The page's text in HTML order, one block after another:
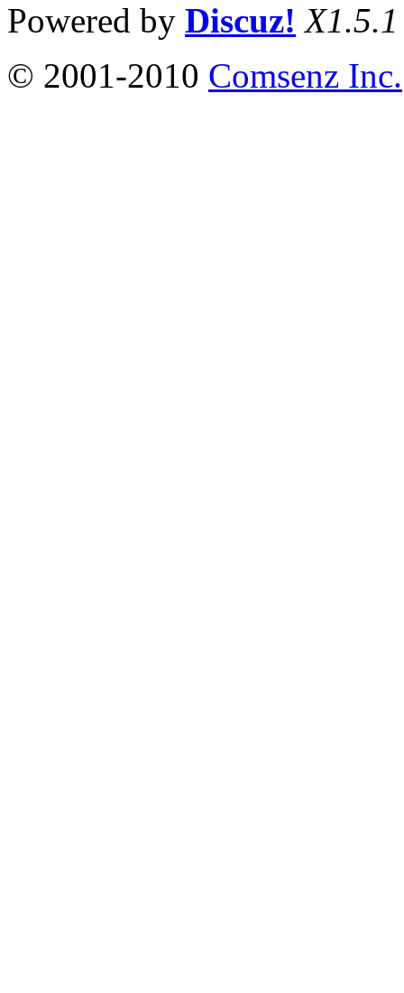
Powered by Discuz! X1.5.1
© 2001-2010 Comsenz Inc.